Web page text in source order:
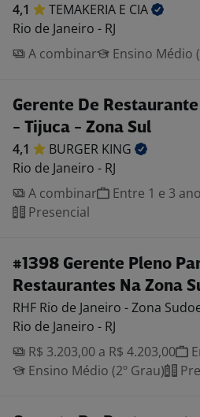
4,1 TEMAKERIA E CIA
Rio de Janeiro - RJ
A combinar
Ensino Médio
Gerente De
- Tijuca - Zona Sul
4,1 BURGER KING
Rio de Janeiro - RJ
A combinar
Entre 1 e 3
Presencial
#1398 Gerente Pleno
Restaurantes Na Zona
RHF Rio de Janeiro - Zona
Rio de Janeiro - RJ
R$ 3.203,00 a R$ 4.203,00
Ensino Médio (2º Grau)